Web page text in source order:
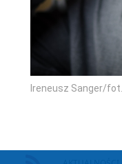
Ireneusz Sanger/